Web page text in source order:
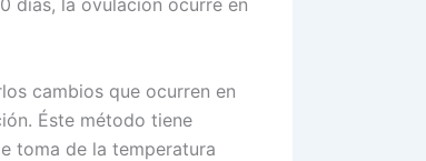
días, la ovulación ocurre en
cambios que ocurren en
Éste método tiene
toma de la temperatura